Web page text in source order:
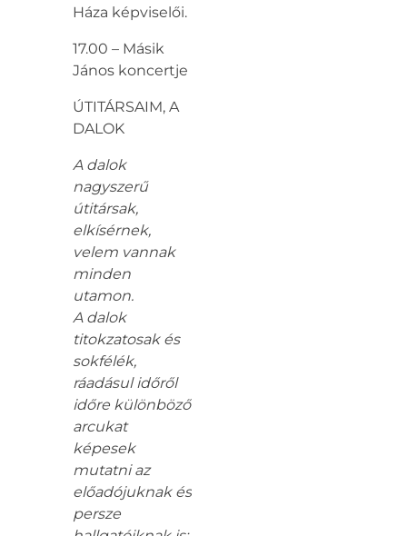
Háza képviselői.
17.00 – Másik
János koncertje
ÚTITÁRSAIM, A
DALOK
A dalok
nagyszerű
útitársak,
elkísérnek,
velem vannak
minden
utamon.
A dalok
titokzatosak és
sokfélék,
ráadásul időről
időre különböző
arcukat
képesek
mutatni az
előadójuknak és
persze